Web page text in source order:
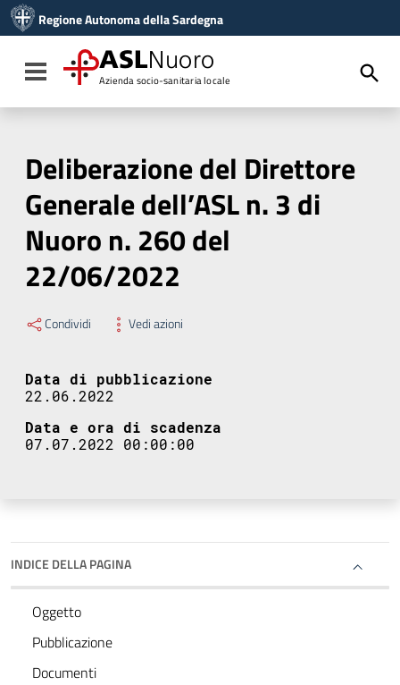
Vai al menu di navigazione
Vai al footer
Regione Autonoma della Sardegna
Toggle navigation
ASLNuoro
Azienda socio-sanitaria locale
Deliberazione del Direttore
Generale dell’ASL n. 3 di
Nuoro n. 260 del
22/06/2022
Condividi Vedi azioni
Data di pubblicazione
22.06.2022
Data e ora di scadenza
07.07.2022 00:00:00
INDICE DELLA PAGINA
Oggetto
Pubblicazione
Documenti